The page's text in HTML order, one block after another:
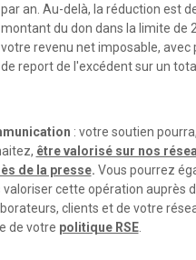
par an. Au-delà, la réduction est
montant du don dans la limite de
votre revenu net imposable, avec
de report de l'excédent sur un
: votre soutien
être valorisé sur nos
de la presse. Vous pourrez
valoriser cette opération auprès
clients et de votre
de votre politique RSE.